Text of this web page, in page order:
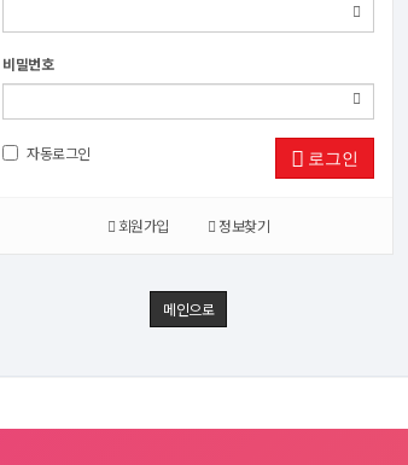
비밀번호
자동로그인 로그인
회원가입 정보찾기
메인으로